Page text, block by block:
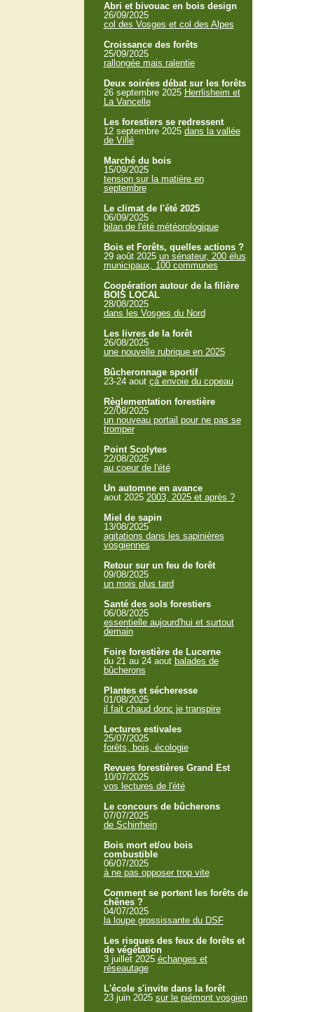
Abri et bivouac en bois design
26/09/2025
col des Vosges et col des Alpes
Croissance des forêts
25/09/2025
rallongée mais ralentie
Deux soirées débat sur les forêts
26 septembre 2025 Herrlisheim et
La Vancelle
Les forestiers se redressent
12 septembre 2025 dans la vallée
de Villé
Marché du bois
15/09/2025
tension sur la matière en
septembre
Le climat de l'été 2025
06/09/2025
bilan de l'été météorologique
Bois et Forêts, quelles actions ?
29 août 2025 un sénateur, 200 élus
municipaux, 100 communes
Coopération autour de la filière
BOIS LOCAL
28/08/2025
dans les Vosges du Nord
Les livres de la forêt
26/08/2025
une nouvelle rubrique en 2025
Bûcheronnage sportif
23-24 aout çà envoie du copeau
Règlementation forestière
22/08/2025
un nouveau portail pour ne pas se
tromper
Point Scolytes
22/08/2025
au coeur de l'été
Un automne en avance
aout 2025 2003, 2025 et après ?
Miel de sapin
13/08/2025
agitations dans les sapinières
vosgiennes
Retour sur un feu de forêt
09/08/2025
un mois plus tard
Santé des sols forestiers
06/08/2025
essentielle aujourd'hui et surtout
demain
Foire forestière de Lucerne
du 21 au 24 aout balades de
bûcherons
Plantes et sécheresse
01/08/2025
il fait chaud donc je transpire
Lectures estivales
25/07/2025
forêts, bois, écologie
Revues forestières Grand Est
10/07/2025
vos lectures de l'été
Le concours de bûcherons
07/07/2025
de Schirrhein
Bois mort et/ou bois
combustible
06/07/2025
à ne pas opposer trop vite
Comment se portent les forêts de
chênes ?
04/07/2025
la loupe grossissante du DSF
Les risques des feux de forêts et
de végétation
3 juillet 2025 échanges et
réseautage
L'école s'invite dans la forêt
23 juin 2025 sur le piémont vosgien